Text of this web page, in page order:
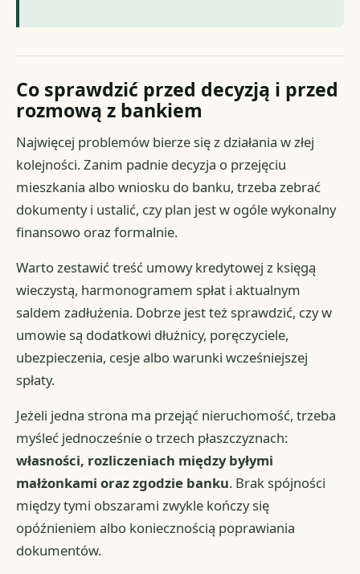
Co sprawdzić przed decyzją i przed
rozmową z bankiem
Najwięcej problemów bierze się z działania w złej
kolejności. Zanim padnie decyzja o przejęciu
mieszkania albo wniosku do banku, trzeba zebrać
dokumenty i ustalić, czy plan jest w ogóle wykonalny
finansowo oraz formalnie.
Warto zestawić treść umowy kredytowej z księgą
wieczystą, harmonogramem spłat i aktualnym
saldem zadłużenia. Dobrze jest też sprawdzić, czy w
umowie są dodatkowi dłużnicy, poręczyciele,
ubezpieczenia, cesje albo warunki wcześniejszej
spłaty.
Jeżeli jedna strona ma przejąć nieruchomość, trzeba
myśleć jednocześnie o trzech płaszczyznach:
własności, rozliczeniach między byłymi
małżonkami oraz zgodzie banku. Brak spójności
między tymi obszarami zwykle kończy się
opóźnieniem albo koniecznością poprawiania
dokumentów.